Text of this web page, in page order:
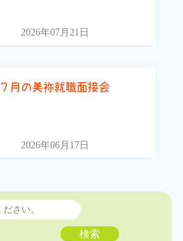
2026年07月21日
７月の美祢就職面接会
2026年06月17日
検索